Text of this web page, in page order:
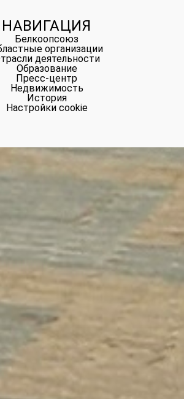
НАВИГАЦИЯ
Белкоопсоюз
организации
деятельности
Образование
Пресс-центр
Недвижимость
История
Настройки cookie